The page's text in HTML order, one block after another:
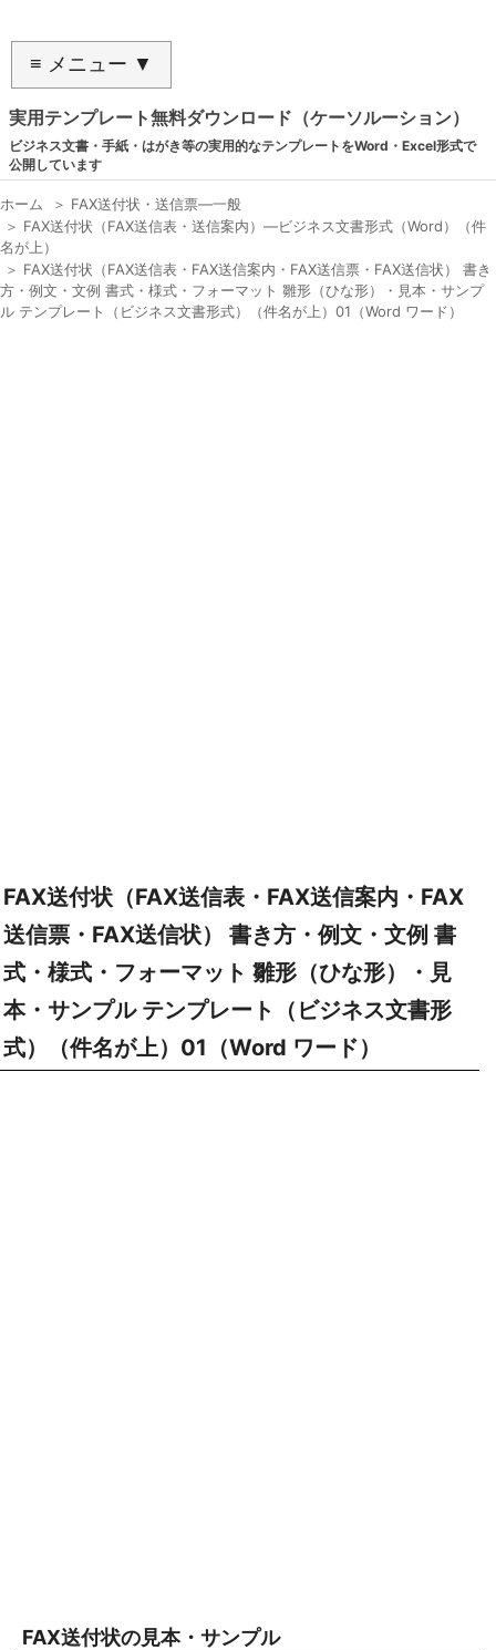
≡ メニュー ▼
実用テンプレート無料ダウンロード（ケーソルーション）
ビジネス文書・手紙・はがき等の実用的なテンプレートをWord・Excel形式で
公開しています
ホーム ＞ FAX送付状・送信票―一般
＞ FAX送付状（FAX送信表・送信案内）―ビジネス文書形式（Word）（件
名が上）
＞ FAX送付状（FAX送信表・FAX送信案内・FAX送信票・FAX送信状） 書き
方・例文・文例 書式・様式・フォーマット 雛形（ひな形）・見本・サンプ
ル テンプレート（ビジネス文書形式）（件名が上）01（Word ワード）
FAX送付状（FAX送信表・FAX送信案内・FAX
送信票・FAX送信状） 書き方・例文・文例 書
式・様式・フォーマット 雛形（ひな形）・見
本・サンプル テンプレート（ビジネス文書形
式）（件名が上）01（Word ワード）
FAX送付状の見本・サンプル